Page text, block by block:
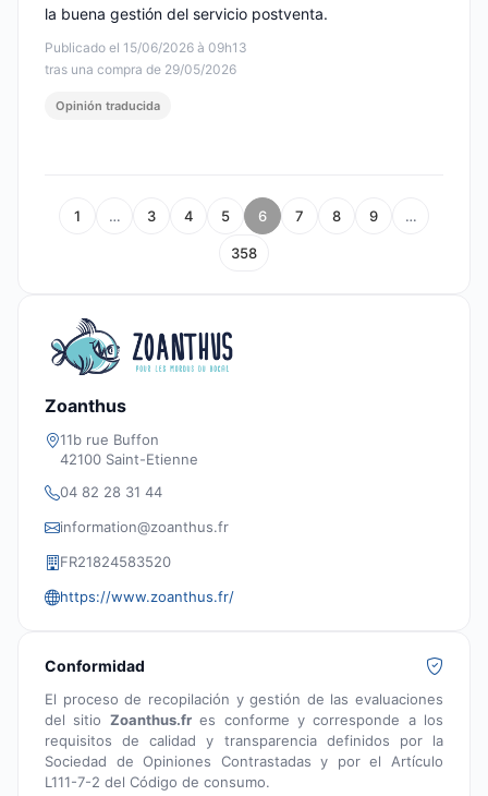
Publicado el 15/06/2026 à 09h13
tras una compra de 29/05/2026
la buena gestión del servicio postventa.
Opinión traducida
1 … 3 4 5 6 7 8 9 …
358
Zoanthus
11b rue Buffon
42100 Saint-Etienne
04 82 28 31 44
information@zoanthus.fr
FR21824583520
https://www.zoanthus.fr/
Conformidad
El proceso de recopilación y gestión de las evaluaciones
del sitio Zoanthus.fres conforme y corresponde a los
requisitos de calidad y transparencia definidos por la
Sociedad de Opiniones Contrastadas y por el Artículo
L111-7-2 del Código de consumo.